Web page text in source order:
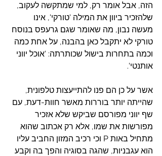
הזה, אבל אומר רק, למי שמתקשה לעקוב,
שלהזכיר ביוון את המילה 'טורקי', אינו
מעשה נבון, מה שאומר שגם גרעפס בנוסח
טורקי לא יתקבל כאן בהבנה, על אחת כמה
וכמה בתחרות בישול שכותרתה: 'אוכל יווני
אותנטי'.
אשר על כן הם פנו להתייעצות טלפונית,
שהייתה יותר בוררות מאשר חוות-דעת, עם
שף יווני מפורסם שביקש שלא אזכיר
מפורשות את שמו, אלא רק אכתוב שהוא
מתחיל באות P וכי רכיב המזון החביב עליו
הוא עגבניות, שהגה בסוגיה והפך בה וקבע